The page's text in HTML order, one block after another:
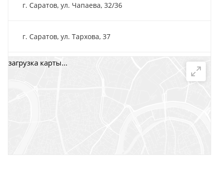
г. Саратов, ул. Чапаева, 32/36
г. Саратов, ул. Тархова, 37
г. Саратов, пр-т. 50 лет Октября, 118Д, помещ. 15
загрузка карты...